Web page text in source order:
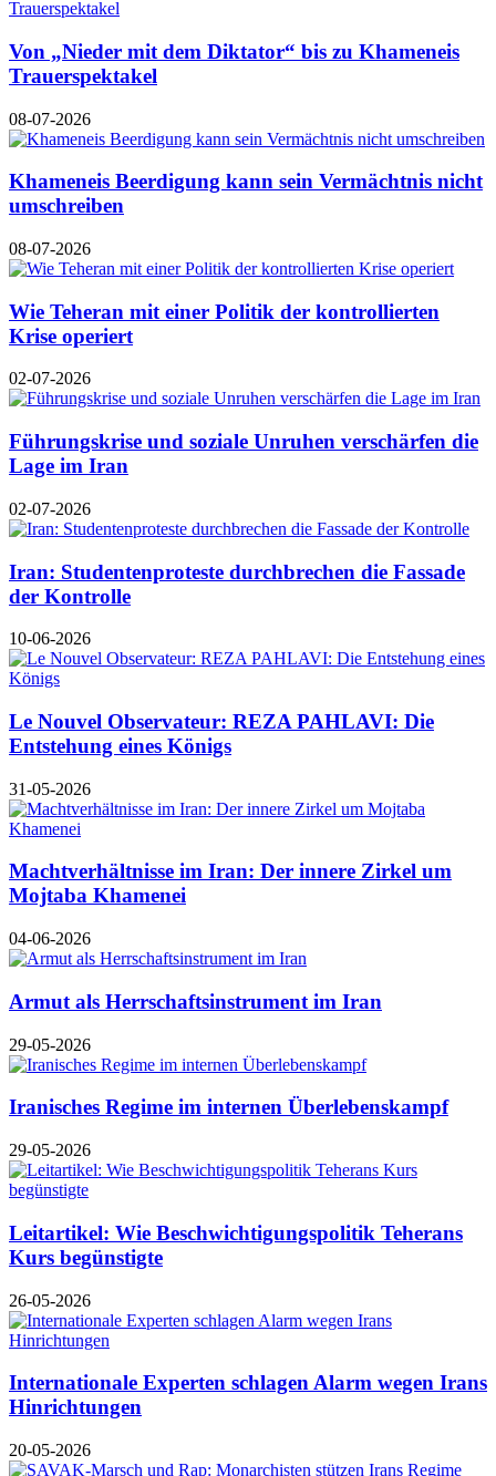
Von „Nieder mit dem Diktator“ bis zu Khameneis
Trauerspektakel
08-07-2026
Khameneis Beerdigung kann sein Vermächtnis nicht
umschreiben
08-07-2026
Wie Teheran mit einer Politik der kontrollierten
Krise operiert
02-07-2026
Führungskrise und soziale Unruhen verschärfen die
Lage im Iran
02-07-2026
Iran: Studentenproteste durchbrechen die Fassade
der Kontrolle
10-06-2026
Le Nouvel Observateur: REZA PAHLAVI: Die
Entstehung eines Königs
31-05-2026
Machtverhältnisse im Iran: Der innere Zirkel um
Mojtaba Khamenei
04-06-2026
Armut als Herrschaftsinstrument im Iran
29-05-2026
Iranisches Regime im internen Überlebenskampf
29-05-2026
Leitartikel: Wie Beschwichtigungspolitik Teherans
Kurs begünstigte
26-05-2026
Internationale Experten schlagen Alarm wegen Irans
Hinrichtungen
20-05-2026